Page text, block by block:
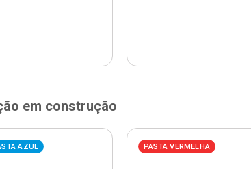
em construção
AZUL PASTA VERMELHA